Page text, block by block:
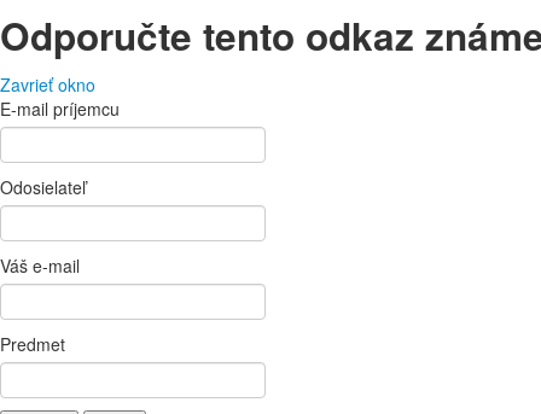
Odporučte tento odkaz
Zavrieť okno
E-mail príjemcu
Odosielateľ
Váš e-mail
Predmet